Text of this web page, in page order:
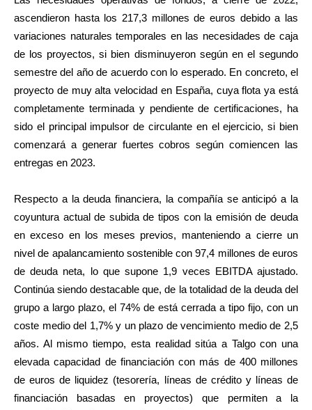
ascendieron hasta los 217,3 millones de euros debido a las
variaciones naturales temporales en las necesidades de caja
de los proyectos, si bien disminuyeron según en el segundo
semestre del año de acuerdo con lo esperado. En concreto, el
proyecto de muy alta velocidad en España, cuya flota ya está
completamente terminada y pendiente de certificaciones, ha
sido el principal impulsor de circulante en el ejercicio, si bien
comenzará a generar fuertes cobros según comiencen las
entregas en 2023.
Respecto a la deuda financiera, la compañía se anticipó a la
coyuntura actual de subida de tipos con la emisión de deuda
en exceso en los meses previos, manteniendo a cierre un
nivel de apalancamiento sostenible con 97,4 millones de euros
de deuda neta, lo que supone 1,9 veces EBITDA ajustado.
Continúa siendo destacable que, de la totalidad de la deuda del
grupo a largo plazo, el 74% de está cerrada a tipo fijo, con un
coste medio del 1,7% y un plazo de vencimiento medio de 2,5
años. Al mismo tiempo, esta realidad sitúa a Talgo con una
elevada capacidad de financiación con más de 400 millones
de euros de liquidez (tesorería, líneas de crédito y líneas de
financiación basadas en proyectos) que permiten a la